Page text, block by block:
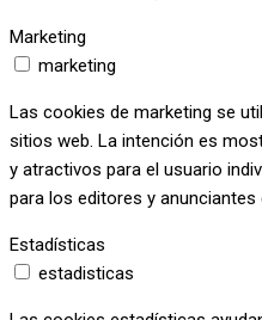
Marketing
marketing
Las cookies de marketing se
sitios web. La intención es
y atractivos para el usuario
para los editores y anunciantes
Estadísticas
estadisticas